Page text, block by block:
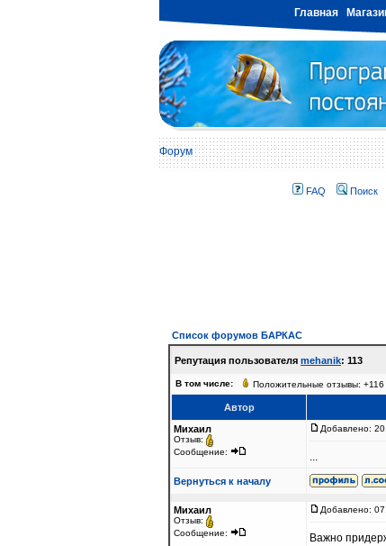
Главная
Форум
FAQ Поиск
Список форумов БАРКАС
Репутация пользователя mehanik: 113
В том числе: Положительные отзывы: +116
Автор
Михаил
Отзыв:
Сообщение:
Добавлено:
...
Вернуться к началу
Михаил
Отзыв:
Сообщение:
Добавлено:
Важно